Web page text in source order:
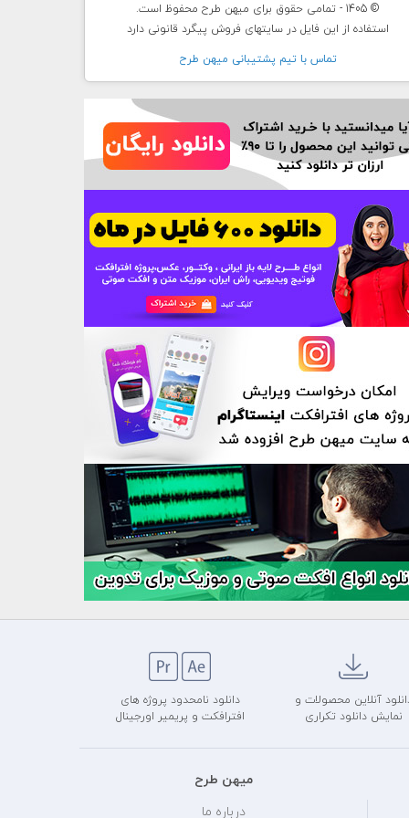
© 1405 - تمامی حقوق برای میهن طرح محفوظ است.
استفاده از این فایل در سایتهای فروش پیگرد قانونی دارد
تماس با تيم پشتيبانی ميهن طرح
آنلاین محصولات و
نمایش دانلود تکراری
دانلود نامحدود پروژه های
افترافکت و پریمیر اورجینال
میهن طرح
درباره ما